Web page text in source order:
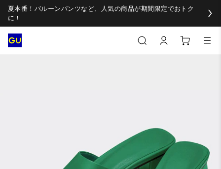
夏本番！バルーンパンツなど、人気の商品が期間限定でおトク
に！